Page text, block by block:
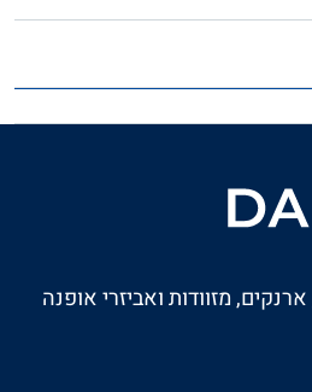
ארנקים, מזוודות ואביזרי אופנה